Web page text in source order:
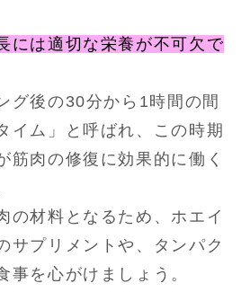
には適切な栄養が不可欠で
グ後の30分から1時間の間
イム」と呼ばれ、この時期
筋肉の修復に効果的に働く
の材料となるため、ホエイ
サプリメントや、タンパク
事を心がけましょう。